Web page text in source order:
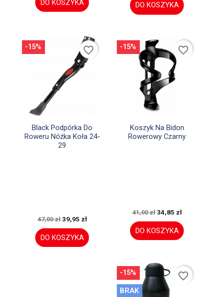
DO KOSZYKA DO KOSZYKA
Szybki podgląd
Black Podpórka Do
Roweru Nóżka Koła 24-
29
47,00 zł 39,95 zł
DO KOSZYKA
-15% favorite_border
Szybki podgląd
Koszyk Na Bidon
Rowerowy Czarny
41,00 zł 34,85 zł
DO KOSZYKA
-15% favorite_border
-15%
BRAK
favorite_border